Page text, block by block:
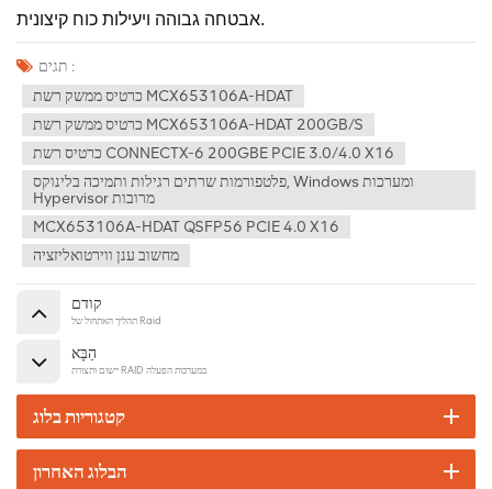
אבטחה גבוהה ויעילות כוח קיצונית.
תגים :
כרטיס ממשק רשת MCX653106A-HDAT
כרטיס ממשק רשת MCX653106A-HDAT 200GB/S
כרטיס רשת CONNECTX-6 200GBE PCIE 3.0/4.0 X16
פלטפורמות שרתים רגילות ותמיכה בלינוקס, Windows ומערכות
Hypervisor מרובות
MCX653106A-HDAT QSFP56 PCIE 4.0 X16
מחשוב ענן ווירטואליזציה
קודם
תהליך האתחול של Raid
הַבָּא
יישום ותצורת RAID במערכות הפעלה
קטגוריות בלוג
הבלוג האחרון